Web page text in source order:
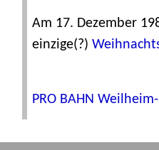
Am 17. Dezember
einzige(?)
PRO BAHN